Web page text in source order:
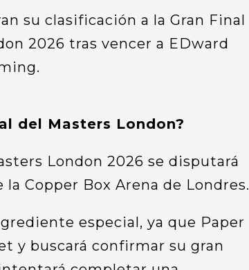
del Masters London?
London 2026 se disputará
Copper Box Arena de Londres.
especial, ya que Paper
y buscará confirmar su gran